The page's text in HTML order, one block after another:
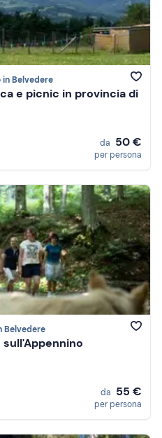
in Belvedere
e picnic in provincia di
da 50 €
per persona
Belvedere
da 55 €
per persona